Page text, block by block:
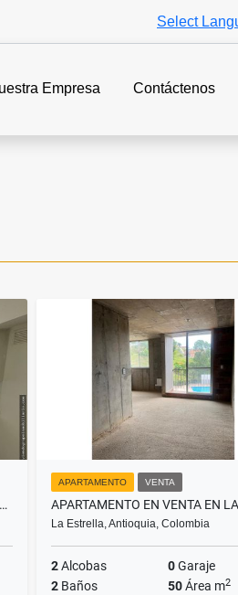
Select
Empresa Contáctenos
APARTAMENTO EN ARRIENDO EN SABANETA, SECTOR ASDESILLAS
APARTAMENTO VENTA
La Estrella, Antioquia, Colombia
2Alcobas 0Garaje
2 Baños 50Área m2